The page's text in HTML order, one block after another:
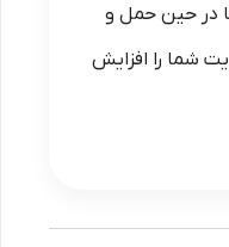
در حین حمل و
شما را افزایش